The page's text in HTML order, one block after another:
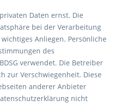
Daten ernst. Die
bei der Verarbeitung
Anliegen. Persönliche
des
verwendet. Die Betreiber
zur Verschwiegenheit. Diese
anderer Anbieter
nicht